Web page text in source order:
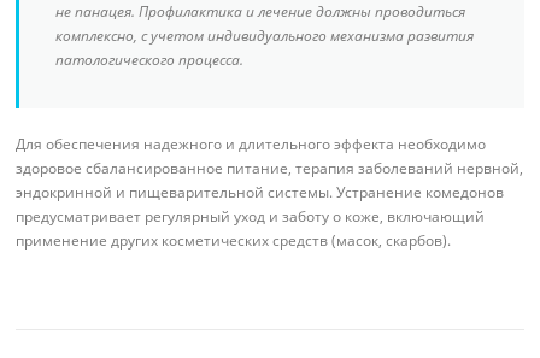
не панацея. Профилактика и лечение должны проводиться
комплексно, с учетом индивидуального механизма развития
патологического процесса.
Для обеспечения надежного и длительного эффекта необходимо
здоровое сбалансированное питание, терапия заболеваний нервной,
эндокринной и пищеварительной системы. Устранение комедонов
предусматривает регулярный уход и заботу о коже, включающий
применение других косметических средств (масок, скарбов).